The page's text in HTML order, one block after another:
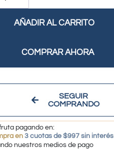
AÑADIR AL CARRITO
COMPRAR AHORA
SEGUIR
COMPRANDO
pagando en:
en 3 cuotas de $997 sin interés
nuestros medios de pago